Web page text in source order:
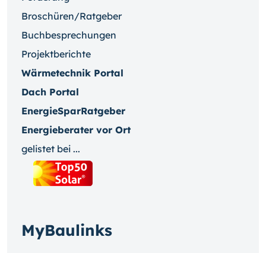
Broschüren/Ratgeber
Buchbesprechungen
Projektberichte
Wärmetechnik Portal
Dach Portal
EnergieSparRatgeber
Energieberater vor Ort
gelistet bei ...
MyBaulinks